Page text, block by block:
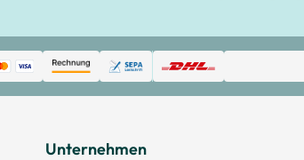
Unternehmen